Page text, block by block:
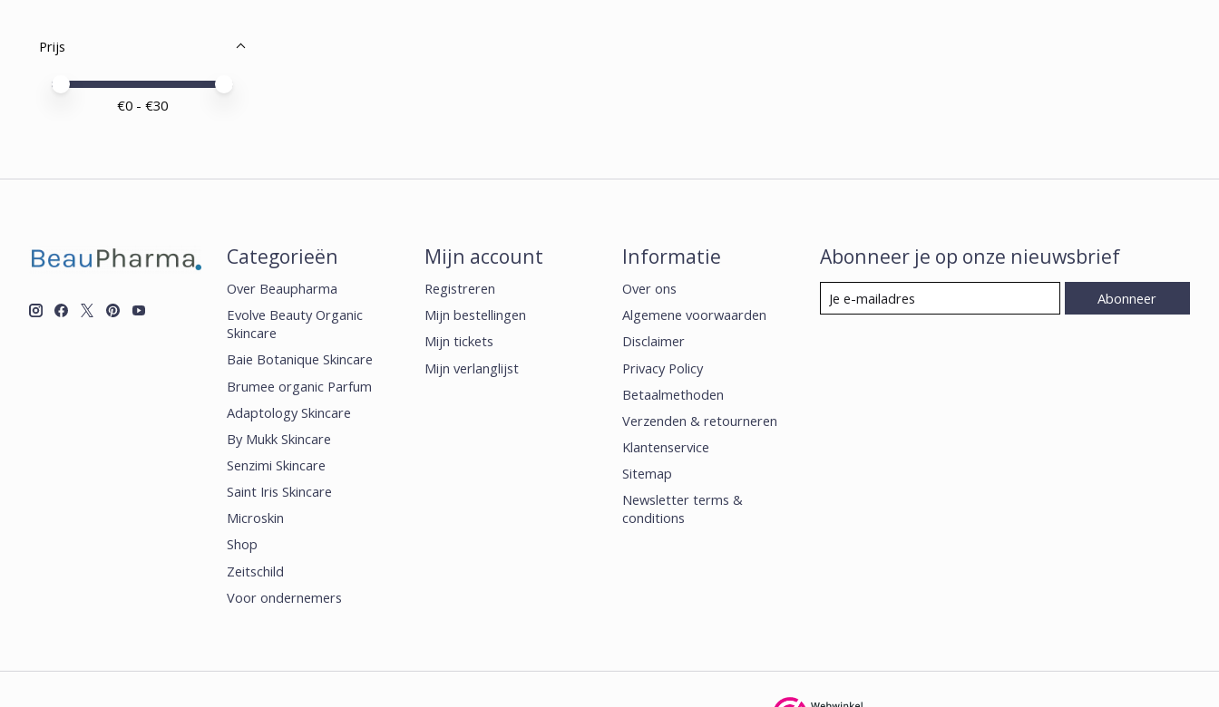
Prijs
Minimale prijswaarde
Price maximum value
€0 - €30
Categorieën
Over Beaupharma
Evolve Beauty Organic
Skincare
Baie Botanique Skincare
Brumee organic Parfum
Adaptology Skincare
By Mukk Skincare
Senzimi Skincare
Saint Iris Skincare
Microskin
Shop
Zeitschild
Voor ondernemers
Mijn account
Registreren
Mijn bestellingen
Mijn tickets
Mijn verlanglijst
Informatie
Over ons
Algemene voorwaarden
Disclaimer
Privacy Policy
Betaalmethoden
Verzenden & retourneren
Klantenservice
Sitemap
Newsletter terms &
conditions
Abonneer je op onze nieuwsbrief
Abonneer